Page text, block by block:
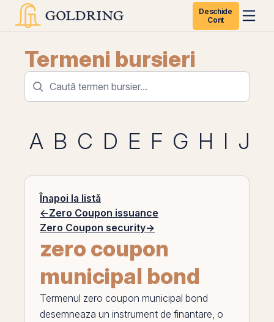
Deschide
Cont
Termeni bursieri
A B C D E F G H I J
Înapoi la listă
←Zero Coupon issuance
Zero Coupon security→
zero coupon
municipal bond
Termenul zero coupon municipal bond
desemneaza un instrument de finantare, o